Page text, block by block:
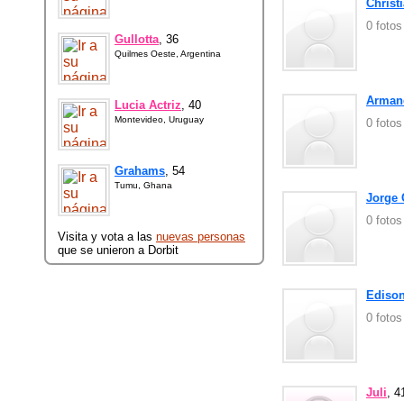
Gullotta, 36
Quilmes Oeste, Argentina
Lucia Actriz, 40
Montevideo, Uruguay
Grahams, 54
Tumu, Ghana
Visita y vota a las nuevas personas
que se unieron a Dorbit
0
0
Jorge
0
0
Juli,